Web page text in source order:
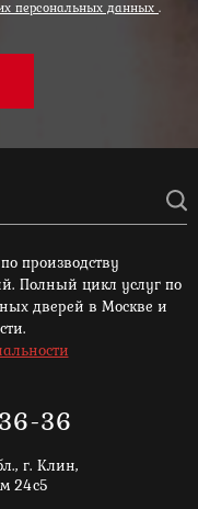
персональных данных .
производству
Полный цикл услуг по
дверей в Москве и
36
г. Клин,
24с5